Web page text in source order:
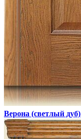
Верона (светлый дуб)